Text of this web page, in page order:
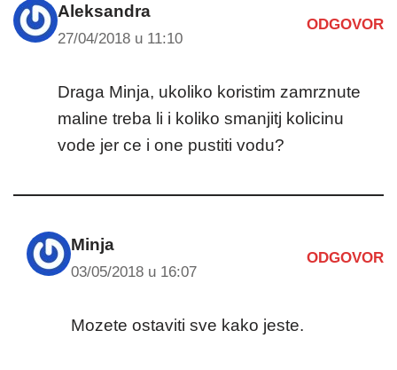
Aleksandra
27/04/2018 u 11:10
ODGOVOR
Draga Minja, ukoliko koristim zamrznute
maline treba li i koliko smanjitj kolicinu
vode jer ce i one pustiti vodu?
Minja
03/05/2018 u 16:07
ODGOVOR
Mozete ostaviti sve kako jeste.